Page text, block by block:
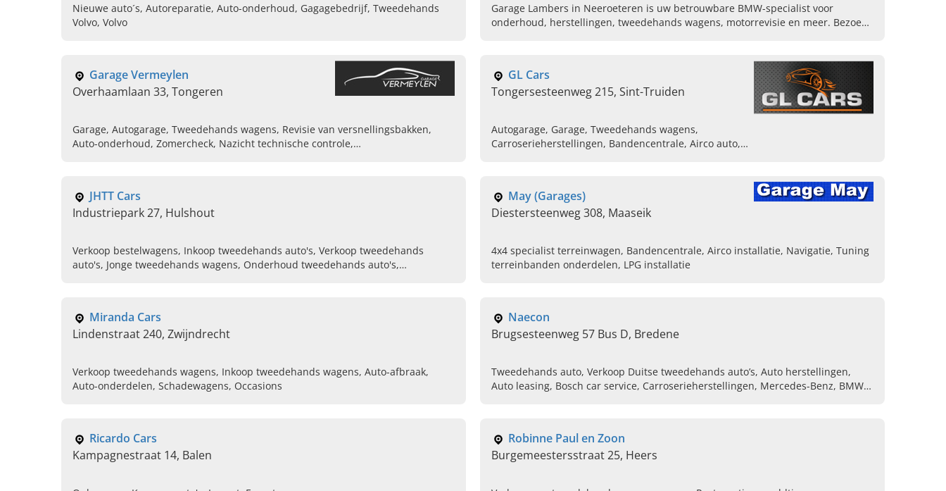
Nieuwe auto´s, Autoreparatie, Auto-onderhoud, Gagagebedrijf, Tweedehands
Volvo, Volvo
Garage Lambers in Neeroeteren is uw betrouwbare BMW-specialist voor
onderhoud, herstellingen, tweedehands wagens, motorrevisie en meer. Bezoek
Garage Vermeylen
Overhaamlaan 33, Tongeren
Garage, Autogarage, Tweedehands wagens, Revisie van versnellingsbakken,
Auto-onderhoud, Zomercheck, Nazicht technische controle,
GL Cars
Tongersesteenweg 215, Sint-Truiden
Autogarage, Garage, Tweedehands wagens,
Carroserieherstellingen, Bandencentrale, Airco auto,
JHTT Cars
Industriepark 27, Hulshout
Verkoop bestelwagens, Inkoop tweedehands auto's, Verkoop tweedehands
auto's, Jonge tweedehands wagens, Onderhoud tweedehands auto's,
May (Garages)
Diestersteenweg 308, Maaseik
4x4 specialist terreinwagen, Bandencentrale, Airco installatie, Navigatie, Tuning
terreinbanden onderdelen, LPG installatie
Miranda Cars
Lindenstraat 240, Zwijndrecht
Verkoop tweedehands wagens, Inkoop tweedehands wagens, Auto-afbraak,
Auto-onderdelen, Schadewagens, Occasions
Naecon
Brugsesteenweg 57 Bus D, Bredene
Tweedehands auto, Verkoop Duitse tweedehands auto’s, Auto herstellingen,
Auto leasing, Bosch car service, Carroserieherstellingen, Mercedes-Benz, BMW,
Ricardo Cars
Kampagnestraat 14, Balen
Robinne Paul en Zoon
Burgemeestersstraat 25, Heers